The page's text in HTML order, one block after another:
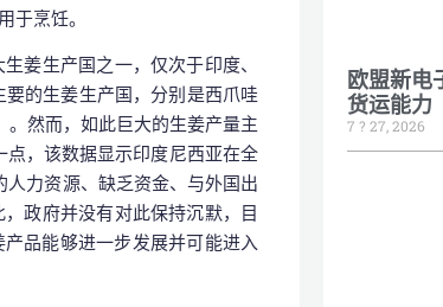
于烹饪。
姜生产国之一，仅次于印度、
的生姜生产国，分别是西爪哇
然而，如此巨大的生姜产量主
，该数据显示印度尼西亚在全
力资源、缺乏资金、与外国出
政府并没有对此保持沉默，目
品能够进一步发展并可能进入
欧盟新电
货运能力
7 ? 27, 2026